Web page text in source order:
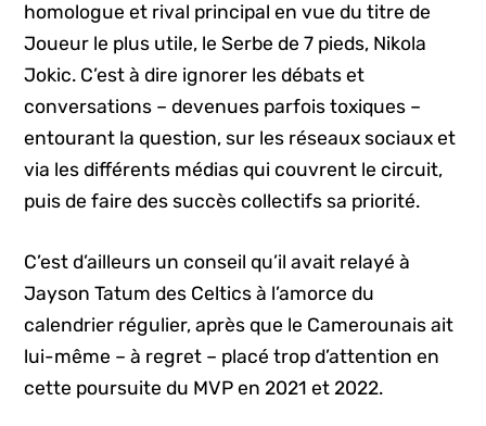
homologue et rival principal en vue du titre de
Joueur le plus utile, le Serbe de 7 pieds, Nikola
Jokic. C’est à dire ignorer les débats et
conversations – devenues parfois toxiques –
entourant la question, sur les réseaux sociaux et
via les différents médias qui couvrent le circuit,
puis de faire des succès collectifs sa priorité.
C’est d’ailleurs un conseil qu’il avait relayé à
Jayson Tatum des Celtics à l’amorce du
calendrier régulier, après que le Camerounais ait
lui-même – à regret – placé trop d’attention en
cette poursuite du MVP en 2021 et 2022.